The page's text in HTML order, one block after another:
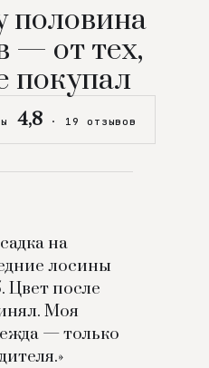
половина
— от тех,
покупал
4,8 · 19 отзывов
на
лосины
Цвет после
Моя
— только